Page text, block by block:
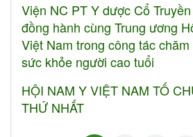
Viện NC PT Y dược Cổ
đồng hành cùng Trung ương
Việt Nam trong công tác
sức khỏe người cao tuổi
HỘI NAM Y VIỆT NAM TỐ
THỨ NHẤT